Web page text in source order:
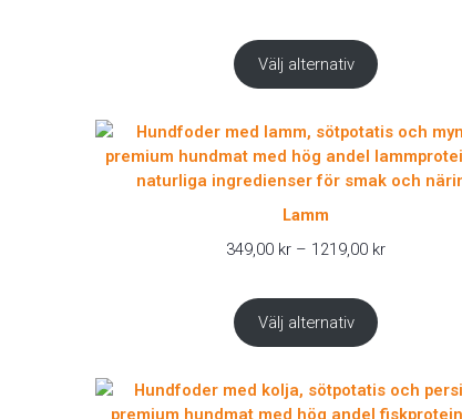
Välj alternativ
Lamm
349,00 kr – 1219,00 krPrisintervall:
Välj alternativ